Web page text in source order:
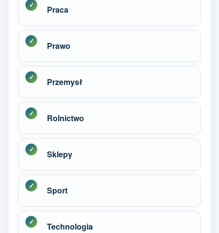
Praca
Prawo
Przemysł
Rolnictwo
Sklepy
Sport
Technologia